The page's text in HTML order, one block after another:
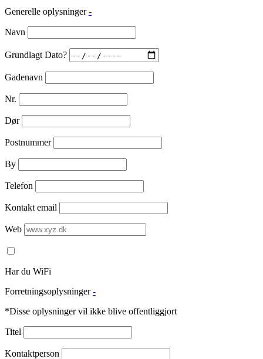
Generelle oplysninger -
Navn
Grundlagt Dato?
Gadenavn
Nr.
Dør
Postnummer
By
Telefon
Kontakt email
Web
Har du WiFi
Forretningsoplysninger -
*Disse oplysninger vil ikke blive offentliggjort
Titel
Kontaktperson